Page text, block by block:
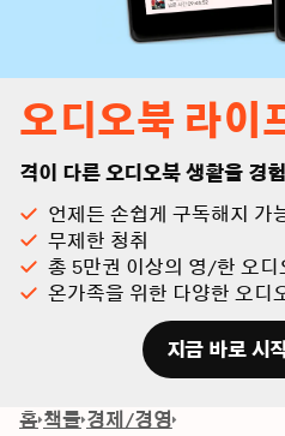
오디오북 라이
격이 다른 오디오북 생활을 경
언제든 손쉽게 구독해지 가
무제한 청취
총 5만권 이상의 영/한 오디
온가족을 위한 다양한 오디
지금 바로 시
홈 책들 경제/경영